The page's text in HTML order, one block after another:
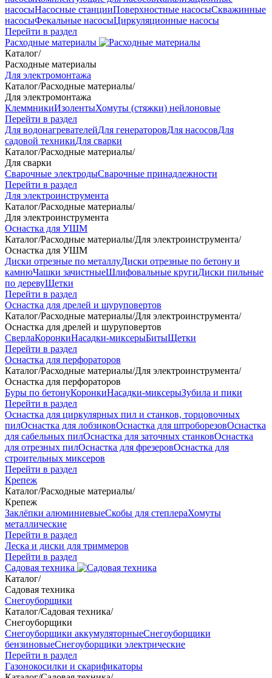
насосыНасосные станцииПоверхностные насосыСкважинные
насосыФекальные насосыЦиркуляционные насосы
Перейти в раздел
Расходные материалы
Каталог/
Расходные материалы
Для электромонтажа
Каталог/Расходные материалы/
Для электромонтажа
КлеммникиИзолентыХомуты (стяжки) нейлоновые
Перейти в раздел
Для водонагревателейДля генераторовДля насосовДля
садовой техникиДля сварки
Каталог/Расходные материалы/
Для сварки
Сварочные электродыСварочные принадлежности
Перейти в раздел
Для электроинструмента
Каталог/Расходные материалы/
Для электроинструмента
Оснастка для УШМ
Каталог/Расходные материалы/Для электроинструмента/
Оснастка для УШМ
Диски отрезные по металлуДиски отрезные по бетону и
камнюЧашки зачистныеШлифовальные кругиДиски пильные
по деревуЩетки
Перейти в раздел
Оснастка для дрелей и шуруповертов
Каталог/Расходные материалы/Для электроинструмента/
Оснастка для дрелей и шуруповертов
СверлаКоронкиНасадки-миксерыБитыЩетки
Перейти в раздел
Оснастка для перфораторов
Каталог/Расходные материалы/Для электроинструмента/
Оснастка для перфораторов
Буры по бетонуКоронкиНасадки-миксерыЗубила и пики
Перейти в раздел
Оснастка для циркулярных пил и станков, торцовочных
пилОснастка для лобзиковОснастка для штроборезовОснастка
для сабельных пилОснастка для заточных станковОснастка
для отрезных пилОснастка для фрезеровОснастка для
строительных миксеров
Перейти в раздел
Крепеж
Каталог/Расходные материалы/
Крепеж
Заклёпки алюминиевыеСкобы для степлераХомуты
металлические
Перейти в раздел
Леска и диски для триммеров
Перейти в раздел
Садовая техника
Каталог/
Садовая техника
Снегоуборщики
Каталог/Садовая техника/
Снегоуборщики
Снегоуборщики аккумуляторныеСнегоуборщики
бензиновыеСнегоуборщики электрические
Перейти в раздел
Газонокосилки и скарификаторы